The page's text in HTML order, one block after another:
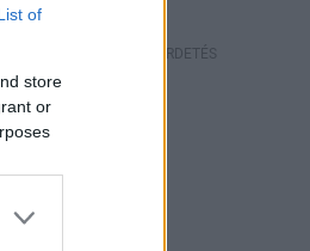
of
store
or
HIRDETÉS